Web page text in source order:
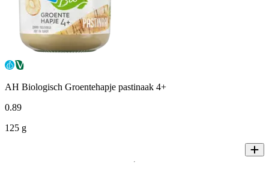
AH Biologisch Groentehapje pastinaak 4+
0.89
125 g